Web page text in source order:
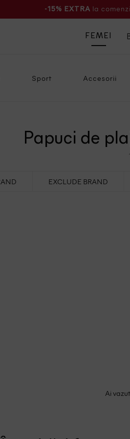
-15% EXTRA la
Sport Accesorii
FEMEI
Papuci de
EXCLUDE BRAND
Ai vazut